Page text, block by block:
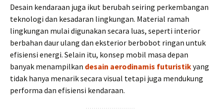
Desain kendaraan juga ikut berubah seiring perkembangan
teknologi dan kesadaran lingkungan. Material ramah
lingkungan mulai digunakan secara luas, seperti interior
berbahan daur ulang dan eksterior berbobot ringan untuk
efisiensi energi. Selain itu, konsep mobil masa depan
banyak menampilkan desain aerodinamis futuristikyang
tidak hanya menarik secara visual tetapi juga mendukung
performa dan efisiensi kendaraan.